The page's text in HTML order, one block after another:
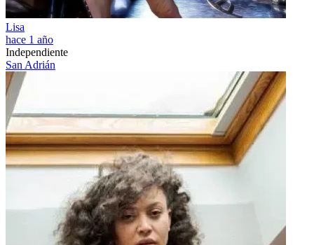
Lisa
hace 1 año
Independiente
San Adrián